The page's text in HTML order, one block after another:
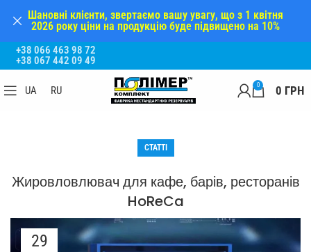
+38 066 463 98 72
+38 067 442 09 49
UA RU 0 0 ГРН
СТАТТІ
Жировловлювач для кафе, барів, ресторанів
HoReCa
29
Шановні клієнти, звертаємо вашу увагу, що з 1 квітня
2026 року ціни на продукцію буде підвищено на 10%